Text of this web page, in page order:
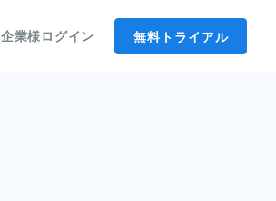
企業様ログイン 無料トライアル